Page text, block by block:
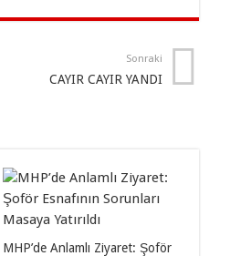
Sonraki
CAYIR CAYIR YANDI
MHP’de Anlamlı Ziyaret: Şoför